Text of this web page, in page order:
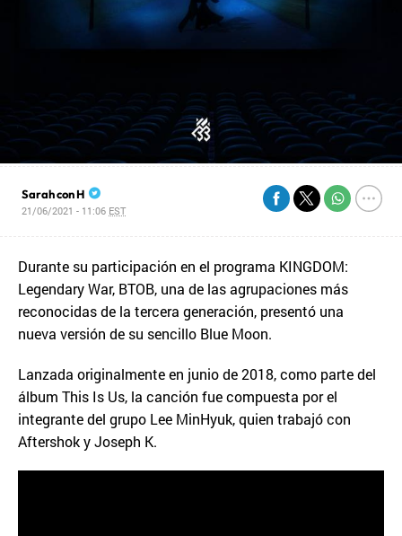
Sarah con H
21/06/2021 - 11:06 EST
Durante su participación en el programa KINGDOM:
Legendary War, BTOB, una de las agrupaciones más
reconocidas de la tercera generación, presentó una
nueva versión de su sencillo Blue Moon.
Lanzada originalmente en junio de 2018, como parte del
álbum This Is Us, la canción fue compuesta por el
integrante del grupo Lee MinHyuk, quien trabajó con
Aftershok y Joseph K.